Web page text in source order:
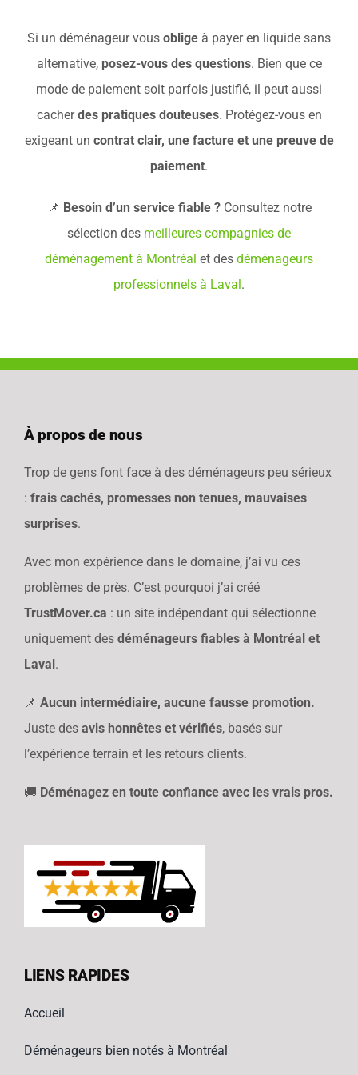
Si un déménageur vous oblige à payer en liquide sans
alternative, posez-vous des questions. Bien que ce
mode de paiement soit parfois justifié, il peut aussi
cacherdes pratiques douteuses. Protégez-vous en
exigeant un contrat clair, une facture et une preuve de
paiement.
📌 Besoin d’un service fiable ?Consultez notre
sélection des meilleures compagnies de
déménagement à Montréal et des déménageurs
professionnels à Laval .
À propos de nous
Trop de gens font face à des déménageurs peu sérieux
: frais cachés, promesses non tenues, mauvaises
surprises.
Avec mon expérience dans le domaine, j’ai vu ces
problèmes de près. C’est pourquoi j’ai créé
TrustMover.ca : un site indépendant qui sélectionne
uniquement des déménageurs fiables à Montréal et
Laval .
📌 Aucun intermédiaire, aucune fausse promotion.
Juste des avis honnêtes et vérifiés, basés sur
l’expérience terrain et les retours clients.
🚚 Déménagez en toute confiance avec les vrais pros.
LIENS RAPIDES
Accueil
Déménageurs bien notés à Montréal